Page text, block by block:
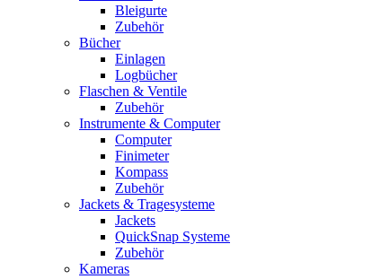
Bleigurte
Zubehör
Bücher
Einlagen
Logbücher
Flaschen & Ventile
Zubehör
Instrumente & Computer
Computer
Finimeter
Kompass
Zubehör
Jackets & Tragesysteme
Jackets
QuickSnap Systeme
Zubehör
Kameras